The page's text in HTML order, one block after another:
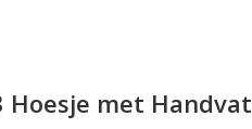
Hoesje met Handvat